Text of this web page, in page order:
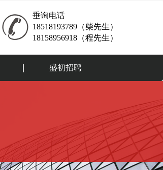
垂询电话
18518193789（柴先生）
18158956918（程先生）
盛初招聘